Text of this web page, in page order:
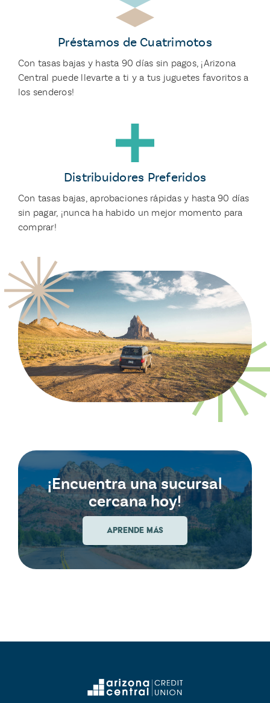
Préstamos de Cuatrimotos
Con tasas bajas y hasta 90 días sin pagos, ¡Arizona
Central puede llevarte a ti y a tus juguetes favoritos a
los senderos!
Distribuidores Preferidos
Con tasas bajas, aprobaciones rápidas y hasta 90 días
sin pagar, ¡nunca ha habido un mejor momento para
comprar!
¡Encuentra una sucursal
cercana hoy!
APRENDE MÁS